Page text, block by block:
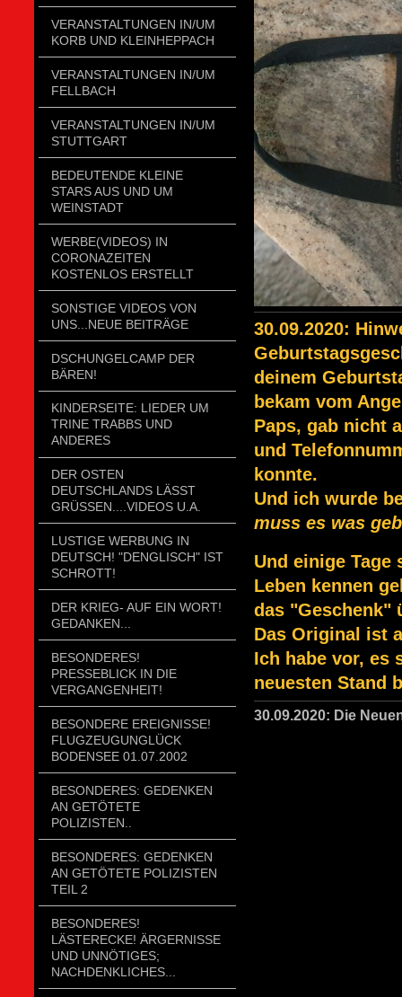
VERANSTALTUNGEN IN/UM
KORB UND KLEINHEPPACH
VERANSTALTUNGEN IN/UM
FELLBACH
VERANSTALTUNGEN IN/UM
STUTTGART
BEDEUTENDE KLEINE
STARS AUS UND UM
WEINSTADT
WERBE(VIDEOS) IN
CORONAZEITEN
KOSTENLOS ERSTELLT
SONSTIGE VIDEOS VON
UNS...NEUE BEITRÄGE
DSCHUNGELCAMP DER
BÄREN!
KINDERSEITE: LIEDER UM
TRINE TRABBS UND
ANDERES
DER OSTEN
DEUTSCHLANDS LÄSST
GRÜSSEN....VIDEOS U.A.
LUSTIGE WERBUNG IN
DEUTSCH! "DENGLISCH" IST
SCHROTT!
DER KRIEG- AUF EIN WORT!
GEDANKEN...
BESONDERES!
PRESSEBLICK IN DIE
VERGANGENHEIT!
BESONDERE EREIGNISSE!
FLUGZEUGUNGLÜCK
BODENSEE 01.07.2002
BESONDERES: GEDENKEN
AN GETÖTETE
POLIZISTEN..
BESONDERES: GEDENKEN
AN GETÖTETE POLIZISTEN
TEIL 2
BESONDERES!
LÄSTERECKE! ÄRGERNISSE
UND UNNÖTIGES;
NACHDENKLICHES...
30.09.2020:
deinem
bekam vom
Paps, gab nicht
und
konnte.
Und ich wurde
muss es was
Und einige
Leben kennen
das "Geschenk"
Das Original ist
Ich habe vor, es
neuesten Stand
30.09.2020: Die